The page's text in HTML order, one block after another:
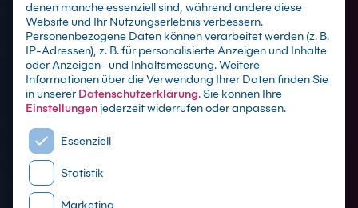
SQL Server Schulungen
denen manche essenziell sind, während andere diese
Website und Ihr Nutzungserlebnis verbessern.
Personenbezogene Daten können verarbeitet werden (z. B.
IP-Adressen), z. B. für personalisierte Anzeigen und Inhalte
oder Anzeigen- und Inhaltsmessung.Weitere
Informationen über die Verwendung Ihrer Daten finden Sie
in unserer Datenschutzerklärung.Sie können Ihre
Einstellungen jederzeit widerrufen oder anpassen.
Es folgt eine Liste der Service-Gruppen, für die eine
Essenziell
Statistik
Marketing